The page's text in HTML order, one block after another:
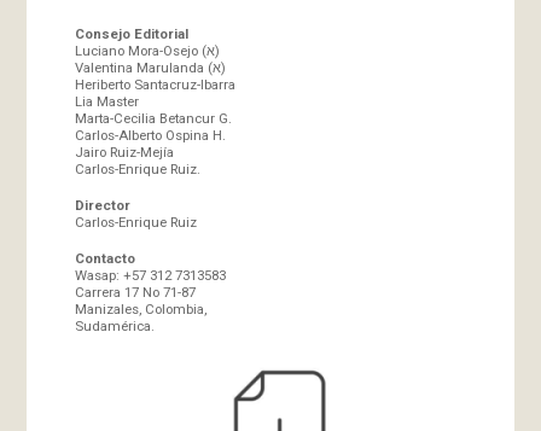
Consejo Editorial
Luciano Mora-Osejo (א)
Valentina Marulanda (א)
Heriberto Santacruz-Ibarra
Lia Master
Marta-Cecilia Betancur G.
Carlos-Alberto Ospina H.
Jairo Ruiz-Mejía
Carlos-Enrique Ruiz.
Director
Carlos-Enrique Ruiz
Contacto
Wasap: +57 312 7313583
Carrera 17 No 71-87
Manizales, Colombia,
Sudamérica.